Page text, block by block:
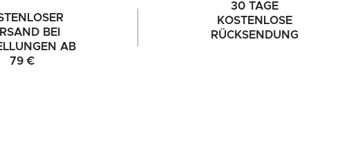
BEI
AB
79 €
30 TAGE
KOSTENLOSE
RÜCKSENDUNG